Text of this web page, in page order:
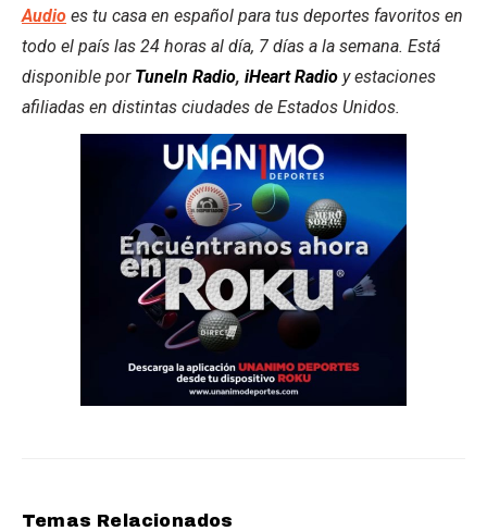
Audio es tu casa en español para tus deportes favoritos en
todo el país las 24 horas al día, 7 días a la semana. Está
disponible por TuneIn Radio, iHeart Radio y estaciones
afiliadas en distintas ciudades de Estados Unidos.
Temas Relacionados